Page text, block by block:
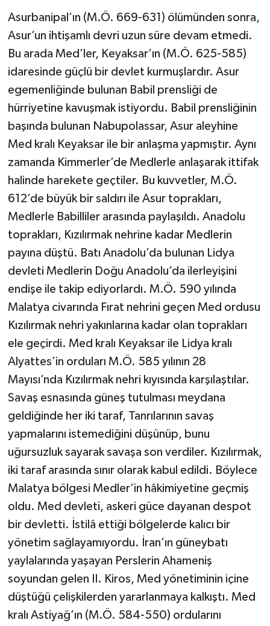
Asurbanipal’ın (M.Ö. 669-631) ölümünden sonra,
Asur’un ihtişamlı devri uzun süre devam etmedi.
Bu arada Med’ler, Keyaksar’ın (M.Ö. 625-585)
idaresinde güçlü bir devlet kurmuşlardır. Asur
egemenliğinde bulunan Babil prensliği de
hürriyetine kavuşmak istiyordu. Babil prensliğinin
başında bulunan Nabupolassar, Asur aleyhine
Med kralı Keyaksar ile bir anlaşma yapmıştır. Aynı
zamanda Kimmerler’de Medlerle anlaşarak ittifak
halinde harekete geçtiler. Bu kuvvetler, M.Ö.
612’de büyük bir saldırı ile Asur toprakları,
Medlerle Babilliler arasında paylaşıldı. Anadolu
toprakları, Kızılırmak nehrine kadar Medlerin
payına düştü. Batı Anadolu’da bulunan Lidya
devleti Medlerin Doğu Anadolu’da ilerleyişini
endişe ile takip ediyorlardı. M.Ö. 590 yılında
Malatya civarında Fırat nehrini geçen Med ordusu
Kızılırmak nehri yakınlarına kadar olan toprakları
ele geçirdi. Med kralı Keyaksar ile Lidya kralı
Alyattes’in orduları M.Ö. 585 yılının 28
Mayısı’nda Kızılırmak nehri kıyısında karşılaştılar.
Savaş esnasında güneş tutulması meydana
geldiğinde her iki taraf, Tanrılarının savaş
yapmalarını istemediğini düşünüp, bunu
uğursuzluk sayarak savaşa son verdiler. Kızılırmak,
iki taraf arasında sınır olarak kabul edildi. Böylece
Malatya bölgesi Medler’in hâkimiyetine geçmiş
oldu. Med devleti, askeri güce dayanan despot
bir devletti. İstilâ ettiği bölgelerde kalıcı bir
yönetim sağlayamıyordu. İran’ın güneybatı
yaylalarında yaşayan Perslerin Ahameniş
soyundan gelen II. Kiros, Med yönetiminin içine
düştüğü çelişkilerden yararlanmaya kalkıştı. Med
kralı Astiyağ’ın (M.Ö. 584-550) ordularını